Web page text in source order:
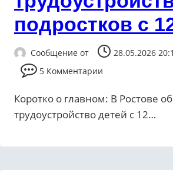
подростков с
Сообщение от
28.05.2026
5 Комментарии
Коротко о главном: В Ростове
трудоустройство детей с 12…